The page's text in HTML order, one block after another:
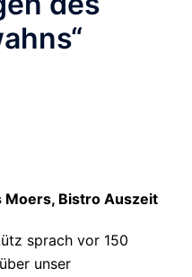
Moers, Bistro Auszeit
sprach vor 150
unser